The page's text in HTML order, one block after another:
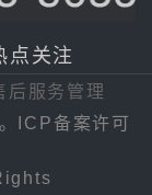
点关注
后服务管理
ICP备案许可